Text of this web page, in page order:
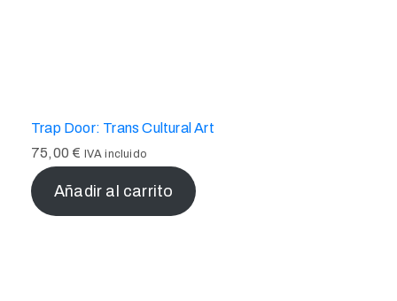
Trap Door: Trans Cultural Art
75,00 € IVA incluido
Añadir al carrito